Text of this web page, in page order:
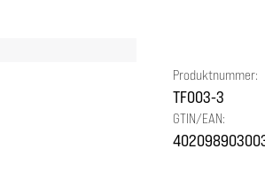
Produktnummer:
TF003-3
GTIN/EAN: